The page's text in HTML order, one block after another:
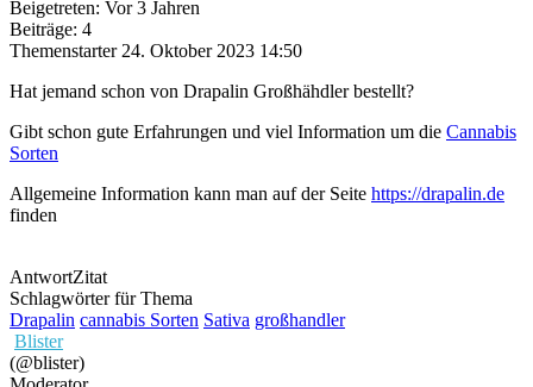
Beigetreten: Vor 3 Jahren
Beiträge: 4
Themenstarter 24. Oktober 2023 14:50
Hat jemand schon von Drapalin Großhähdler bestellt?
Gibt schon gute Erfahrungen und viel Information um die Cannabis
Sorten
Allgemeine Information kann man auf der Seite https://drapalin.de
finden
AntwortZitat
Schlagwörter für Thema
Drapalin cannabis Sorten Sativa großhandler
Blister
(@blister)